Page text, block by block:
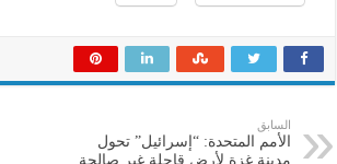
السابق
الأمم المتحدة: “إسرائيل” تحول
مدينة غزة لأرض قاحلة غير صالحة